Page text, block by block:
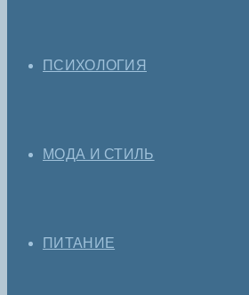
ПСИХОЛОГИЯ
МОДА И СТИЛЬ
ПИТАНИЕ